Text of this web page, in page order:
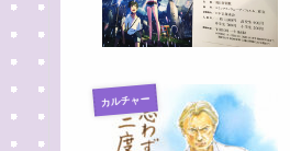
カルチャー